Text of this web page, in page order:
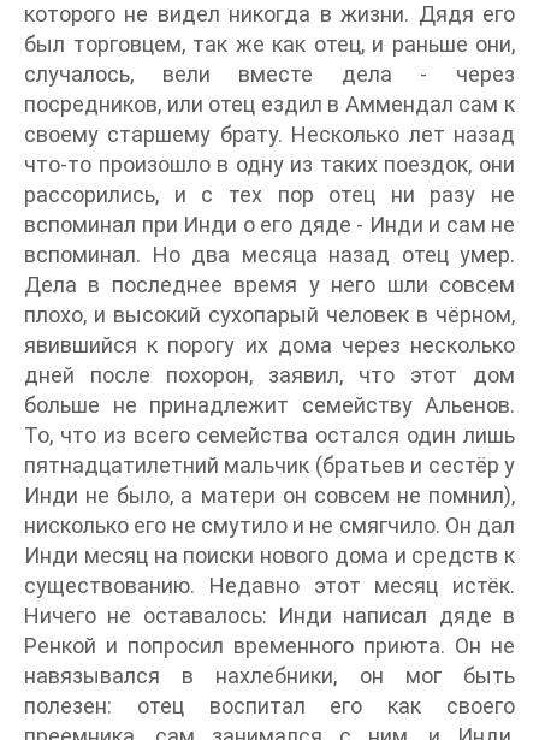
которого не видел никогда в жизни. Дядя его
был торговцем, так же как отец, и раньше они,
случалось, вели вместе дела - через
посредников, или отец ездил в Аммендал сам к
своему старшему брату. Несколько лет назад
что-то произошло в одну из таких поездок, они
рассорились, и с тех пор отец ни разу не
вспоминал при Инди о его дяде - Инди и сам не
вспоминал. Но два месяца назад отец умер.
Дела в последнее время у него шли совсем
плохо, и высокий сухопарый человек в чёрном,
явившийся к порогу их дома через несколько
дней после похорон, заявил, что этот дом
больше не принадлежит семейству Альенов.
То, что из всего семейства остался один лишь
пятнадцатилетний мальчик (братьев и сестёр у
Инди не было, а матери он совсем не помнил),
нисколько его не смутило и не смягчило. Он дал
Инди месяц на поиски нового дома и средств к
существованию. Недавно этот месяц истёк.
Ничего не оставалось: Инди написал дяде в
Ренкой и попросил временного приюта. Он не
навязывался в нахлебники, он мог быть
полезен: отец воспитал его как своего